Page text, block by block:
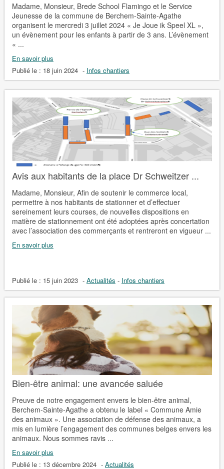
Madame, Monsieur, Brede School Flamingo et le Service
Jeunesse de la commune de Berchem-Sainte-Agathe
organisent le mercredi 3 juillet 2024 « Je Joue ik Speel XL »,
un évènement pour les enfants à partir de 3 ans. L’évènement
« ...
En savoir plus
Publié le : 18 juin 2024 - Infos chantiers
Avis aux habitants de la place Dr Schweitzer ...
Madame, Monsieur, Afin de soutenir le commerce local,
permettre à nos habitants de stationner et d’effectuer
sereinement leurs courses, de nouvelles dispositions en
matière de stationnement ont été adoptées après concertation
avec l’association des commerçants et rentreront en vigueur ...
En savoir plus
Publié le : 15 juin 2023 - Actualités - Infos chantiers
Bien-être animal: une avancée saluée
Preuve de notre engagement envers le bien-être animal,
Berchem-Sainte-Agathe a obtenu le label « Commune Amie
des animaux ». Une association de défense des animaux, a
mis en lumière l’engagement des communes belges envers les
animaux. Nous sommes ravis ...
En savoir plus
Publié le : 13 décembre 2024 - Actualités